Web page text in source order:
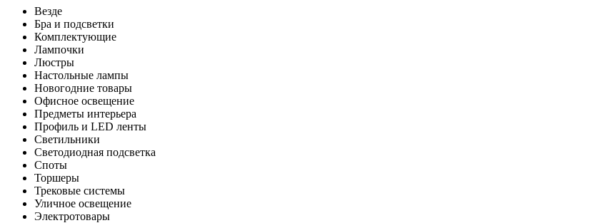
Везде
Бра и подсветки
Комплектующие
Лампочки
Люстры
Настольные лампы
Новогодние товары
Офисное освещение
Предметы интерьера
Профиль и LED ленты
Светильники
Светодиодная подсветка
Споты
Торшеры
Трековые системы
Уличное освещение
Электротовары